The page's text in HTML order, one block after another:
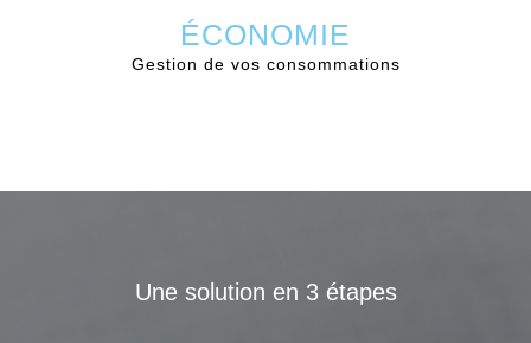
ÉCONOMIE
Gestion de vos consommations
Une solution en 3 étapes